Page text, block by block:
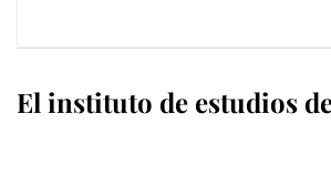
El instituto de estudios